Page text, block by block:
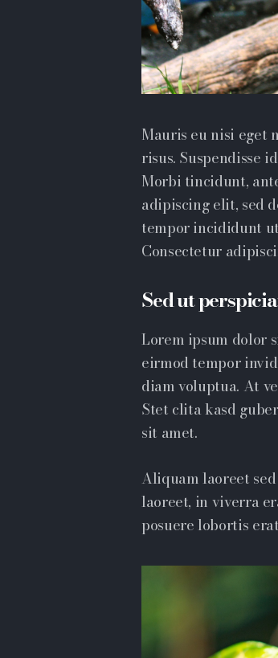
Mauris eu nisi eget
risus. Suspendisse
Morbi tincidunt,
adipiscing elit, sed
tempor incididunt
Consectetur
Sed ut
Lorem ipsum dolor
eirmod tempor
diam voluptua. At
Stet clita kasd
sit amet.
Aliquam laoreet sed
laoreet, in viverra
posuere lobortis